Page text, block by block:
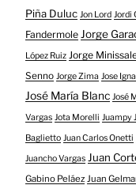
Piña Duluc Jon Lord Jordi
Fandermole Jorge
López Ruiz Jorge
Senno Jorge Zima Jose
José María Blanc José
Vargas Jota Morelli Juampy
Baglietto Juan Carlos Onetti
Juancho Vargas Juan
Gabino Peláez Juan